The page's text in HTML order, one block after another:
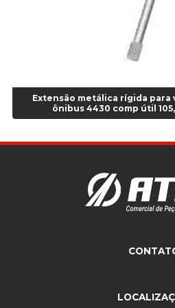
Anel de vedação Jumbo OR-449 Cod:
Anel p/ montagem de pneu s/cam aro
Anel para Montagem do Pneu Sem
Anel para Vedação OR 325 - Cod 03390
Anel para Vedação OR 325 Nacional -
Anel para Vedação OR 329 - Cod 01769
Anel para Vedação OR 335 Importado -
Anel para Vedação OR 339 - Cod 01772
Anel para Vedação OR 345 - Cod 01773
Extensão metálica rígida para
ônibus 4430 comp útil